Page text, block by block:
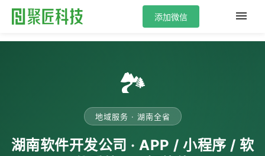
添加微信
🏞️
地域服务 · 湖南全省
湖南软件开发公司 · APP / 小程序 / 软